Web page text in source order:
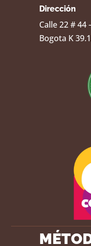
Dirección
Calle 22 #
Bogota K